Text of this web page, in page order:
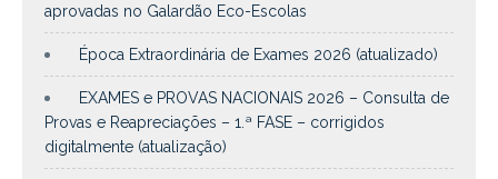
aprovadas no Galardão Eco-Escolas
Época Extraordinária de Exames 2026 (atualizado)
EXAMES e PROVAS NACIONAIS 2026 – Consulta de
Provas e Reapreciações – 1.ª FASE – corrigidos
digitalmente (atualização)